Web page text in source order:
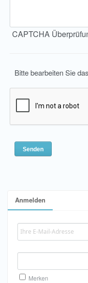
Anmelden
Merken
CAPTCHA
Bitte bearbeiten Sie